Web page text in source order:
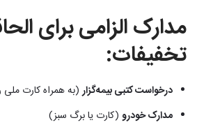
مدارک الزامی برای
تخفیفات:
درخواست کتبی بیمه‌گزار(به همراه کارت
مدارک خودرو (کارت یا برگ سبز)